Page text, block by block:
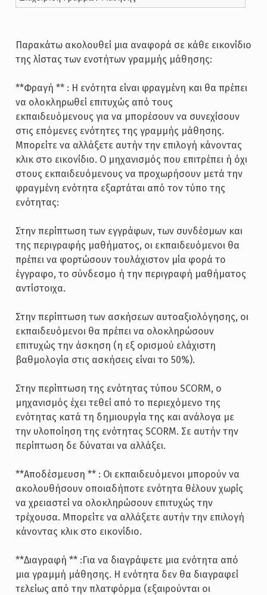
Παρακάτω ακολουθεί μια αναφορά σε κάθε εικονίδιο
της λίστας των ενοτήτων γραμμής μάθησης:
**Φραγή ** : Η ενότητα είναι φραγμένη και θα πρέπει
να ολοκληρωθεί επιτυχώς από τους
εκπαιδευόμενους για να μπορέσουν να συνεχίσουν
στις επόμενες ενότητες της γραμμής μάθησης.
Μπορείτε να αλλάξετε αυτήν την επιλογή κάνοντας
κλικ στο εικονίδιο. Ο μηχανισμός που επιτρέπει ή όχι
στους εκπαιδευόμενους να προχωρήσουν μετά την
φραγμένη ενότητα εξαρτάται από τον τύπο της
ενότητας:
Στην περίπτωση των εγγράφων, των συνδέσμων και
της περιγραφής μαθήματος, οι εκπαιδευόμενοι θα
πρέπει να φορτώσουν τουλάχιστον μία φορά το
έγγραφο, το σύνδεσμο ή την περιγραφή μαθήματος
αντίστοιχα.
Στην περίπτωση των ασκήσεων αυτοαξιολόγησης, οι
εκπαιδευόμενοι θα πρέπει να ολοκληρώσουν
επιτυχώς την άσκηση (η εξ ορισμού ελάχιστη
βαθμολογία στις ασκήσεις είναι το 50%).
Στην περίπτωση της ενότητας τύπου SCORM, ο
μηχανισμός έχει τεθεί από το περιεχόμενο της
ενότητας κατά τη δημιουργία της και ανάλογα με
την υλοποίηση της ενότητας SCORM. Σε αυτήν την
περίπτωση δε δύναται να αλλάξει.
**Αποδέσμευση ** : Οι εκπαιδευόμενοι μπορούν να
ακολουθήσουν οποιαδήποτε ενότητα θέλουν χωρίς
να χρειαστεί να ολοκληρώσουν επιτυχώς την
τρέχουσα. Μπορείτε να αλλάξετε αυτήν την επιλογή
κάνοντας κλικ στο εικονίδιο.
**Διαγραφή ** :Για να διαγράψετε μια ενότητα από
μια γραμμή μάθησης. Η ενότητα δεν θα διαγραφεί
τελείως από την πλατφόρμα (εξαιρούνται οι